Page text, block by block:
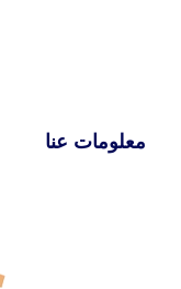
معلومات عنا